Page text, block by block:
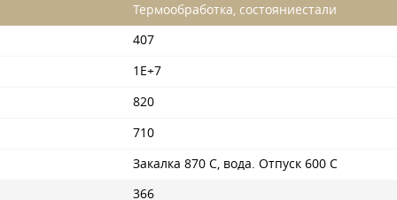
Термообработка, состояниестали
407
1Е+7
820
710
Закалка 870 С, вода. Отпуск 600 С
366